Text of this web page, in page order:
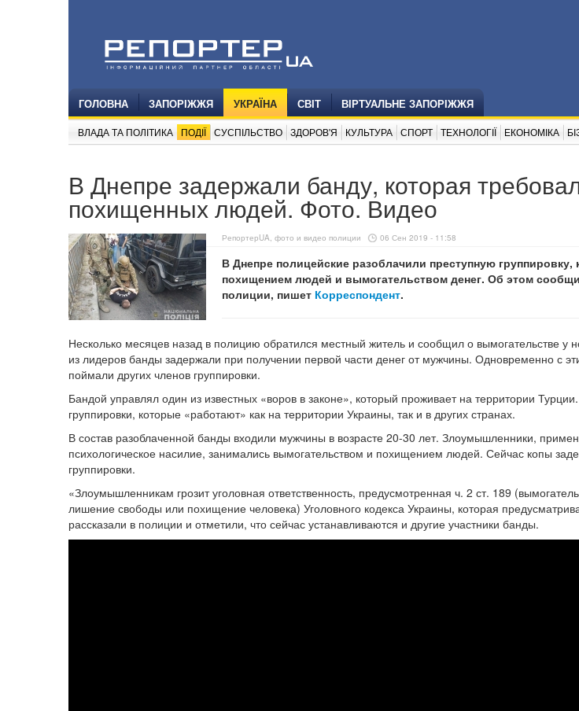
ГОЛОВНА ЗАПОРІЖЖЯ УКРАЇНА СВІТ ВІРТУАЛЬНЕ ЗАПОРІЖЖЯ
ВЛАДА ТА ПОЛІТИКА ПОДІЇ СУСПІЛЬСТВО ЗДОРОВ'Я КУЛЬТУРА СПОРТ ТЕХНОЛОГІЇ ЕКОНОМІКА
В Днепре задержали банду, которая
похищенных людей. Фото. Видео
РепортерUA, фото и видео полиции 06 Сен 2019 - 11:58
В Днепре полицейские разоблачили преступную группировку,
похищением людей и вымогательством денег. Об этом
полиции, пишет Корреспондент.
Несколько месяцев назад в полицию обратился местный житель и сообщил о вымогательстве у
из лидеров банды задержали при получении первой части денег от мужчины. Одновременно с
поймали других членов группировки.
Бандой управлял один из известных «воров в законе», который проживает на территории
группировки, которые «работают» как на территории Украины, так и в других странах.
В состав разоблаченной банды входили мужчины в возрасте 20-30 лет. Злоумышленники,
психологическое насилие, занимались вымогательством и похищением людей. Сейчас копы
группировки.
«Злоумышленникам грозит уголовная ответственность, предусмотренная ч. 2 ст. 189
лишение свободы или похищение человека) Уголовного кодекса Украины, которая
рассказали в полиции и отметили, что сейчас устанавливаются и другие участники банды.